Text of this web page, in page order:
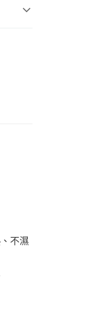
成之
不濕